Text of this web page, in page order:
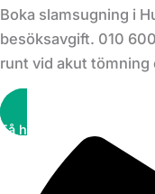
Boka slamsugning i
besöksavgift. 010
runt vid akut tömning
Få hjälp snabbt!